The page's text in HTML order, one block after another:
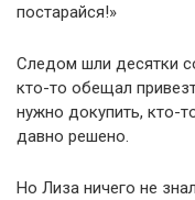
постарайся!»
Следом шли десятки
кто-то обещал
нужно докупить, кто-
давно решено.
Но Лиза ничего не